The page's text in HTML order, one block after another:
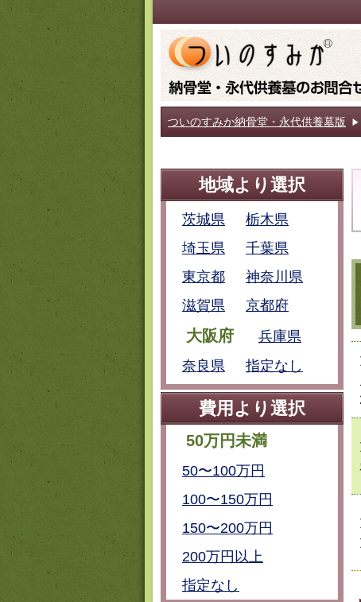
ついのすみか納骨堂・永代供養墓版
地域より選択
茨城県
栃木県
埼玉県
千葉県
東京都
神奈川県
滋賀県
京都府
大阪府
兵庫県
奈良県
指定なし
費用より選択
50万円未満
50〜100万円
100〜150万円
150〜200万円
200万円以上
指定なし